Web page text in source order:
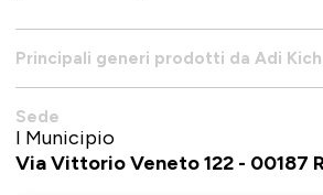
Principali generi prodotti da Adi
Sede
I Municipio
Via Vittorio Veneto 122 - 00187